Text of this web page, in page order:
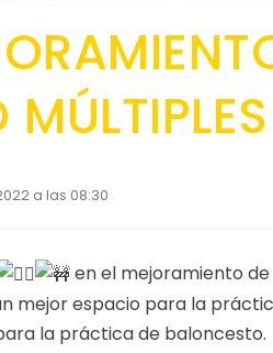
MÚLTIPLES
a las 08:30
en el mejoramiento
mejor espacio para la
la práctica de baloncesto.